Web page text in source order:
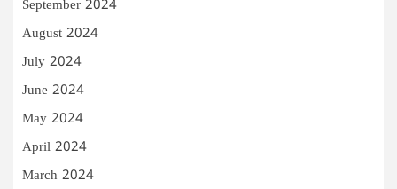
September 2024
August 2024
July 2024
June 2024
May 2024
April 2024
March 2024